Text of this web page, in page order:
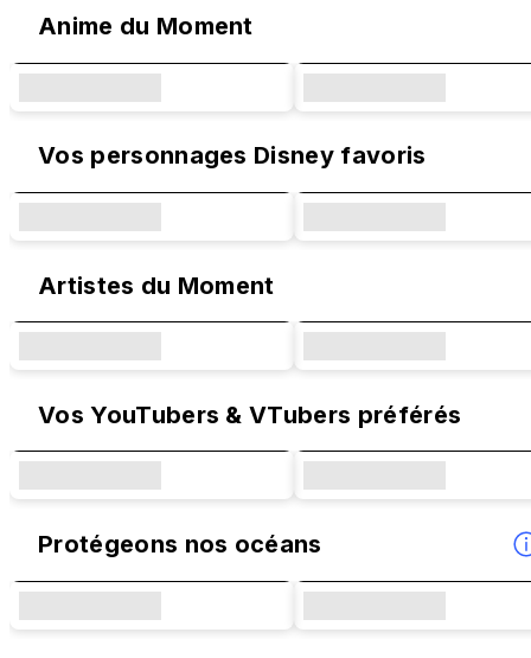
Anime du Moment
Vos personnages Disney favoris
Artistes du Moment
Vos YouTubers & VTubers préférés
Protégeons nos océans